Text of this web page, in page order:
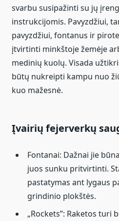
svarbu susipažinti su jų
instrukcijomis. Pavyzdžiui,
pavyzdžiui, fontanus ir
įtvirtinti minkštoje žemėje
medinių kuolų. Visada
būtų nukreipti kampu nuo
kuo mažesnė.
Įvairių fejerverkų
Fontanai: Dažnai jie
juos sunku pritvirtinti.
pastatymas ant lygaus
grindinio plokštės.
„Rockets”: Raketos turi